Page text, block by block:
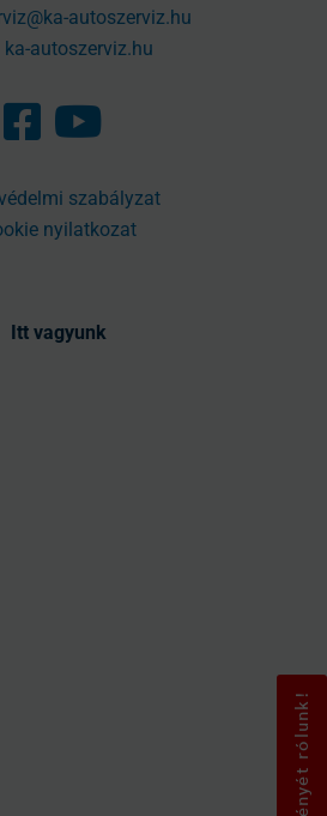
autoszerviz.hu
ka-autoszerviz.hu
szabályzat
nyilatkozat
Itt vagyunk